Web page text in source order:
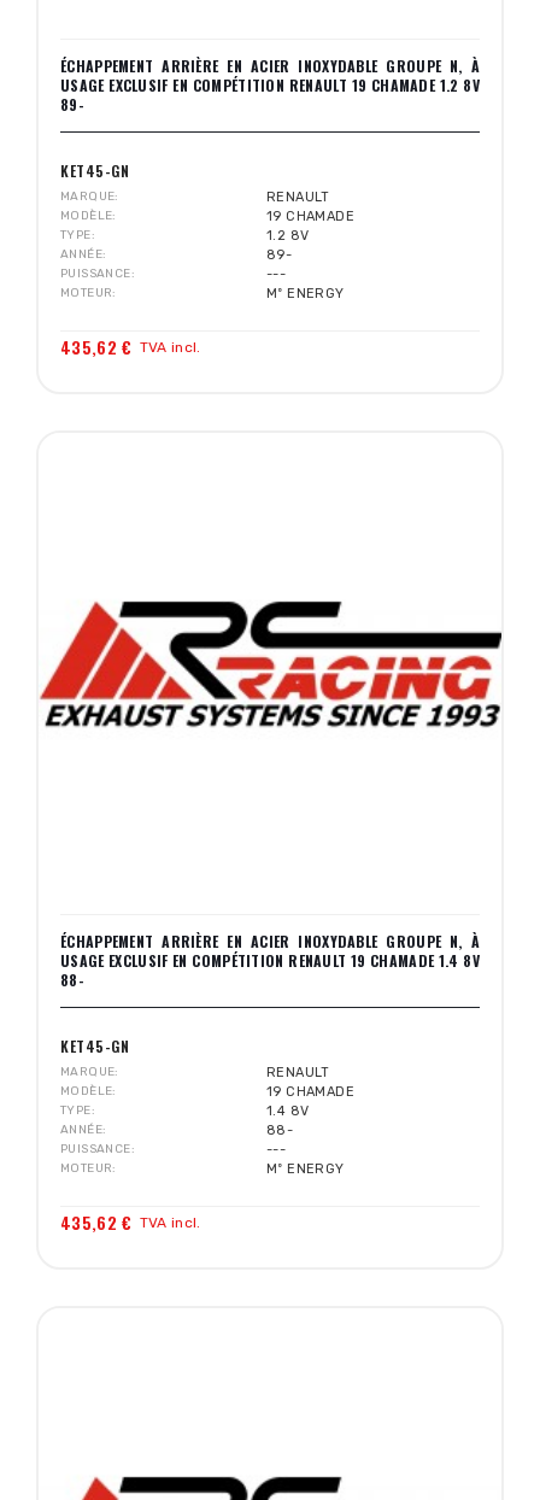
ÉCHAPPEMENT ARRIÈRE EN ACIER INOXYDABLE GROUPE N, À
USAGE EXCLUSIF EN COMPÉTITION RENAULT 19 CHAMADE 1.2 8V
89-
KET45-GN
MARQUE RENAULT
MODÈLE 19 CHAMADE
TYPE 1.2 8V
ANNÉE 89-
PUISSANCE ---
MOTEUR Mº ENERGY
435,62 € TVA incl.
ÉCHAPPEMENT ARRIÈRE EN ACIER INOXYDABLE GROUPE N, À
USAGE EXCLUSIF EN COMPÉTITION RENAULT 19 CHAMADE 1.4 8V
88-
KET45-GN
MARQUE RENAULT
MODÈLE 19 CHAMADE
TYPE 1.4 8V
ANNÉE 88-
PUISSANCE ---
MOTEUR Mº ENERGY
435,62 € TVA incl.